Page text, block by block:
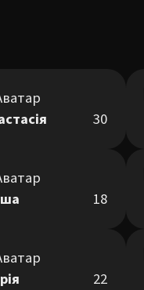
30
18
22